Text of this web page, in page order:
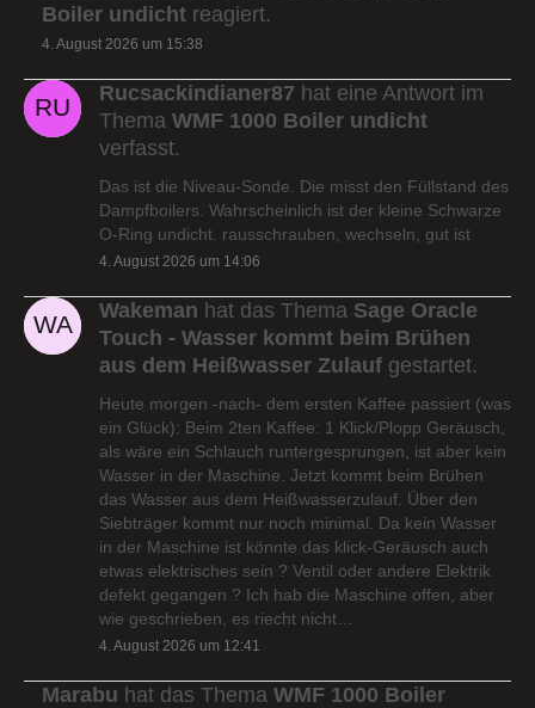
Boiler undicht reagiert.
4. August 2026 um 15:38
Rucsackindianer87 hat eine Antwort im
Thema WMF 1000 Boiler undicht
verfasst.
Das ist die Niveau-Sonde. Die misst den Füllstand des
Dampfboilers. Wahrscheinlich ist der kleine Schwarze
O-Ring undicht. rausschrauben, wechseln, gut ist
4. August 2026 um 14:06
Wakeman hat das Thema Sage Oracle
Touch - Wasser kommt beim Brühen
aus dem Heißwasser Zulauf gestartet.
Heute morgen -nach- dem ersten Kaffee passiert (was
ein Glück): Beim 2ten Kaffee: 1 Klick/Plopp Geräusch,
als wäre ein Schlauch runtergesprungen, ist aber kein
Wasser in der Maschine. Jetzt kommt beim Brühen
das Wasser aus dem Heißwasserzulauf. Über den
Siebträger kommt nur noch minimal. Da kein Wasser
in der Maschine ist könnte das klick-Geräusch auch
etwas elektrisches sein ? Ventil oder andere Elektrik
defekt gegangen ? Ich hab die Maschine offen, aber
wie geschrieben, es riecht nicht…
4. August 2026 um 12:41
Marabu hat das Thema WMF 1000 Boiler